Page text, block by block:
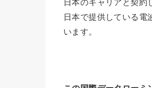
日本のキャリアと契約
日本で提供している電
います。